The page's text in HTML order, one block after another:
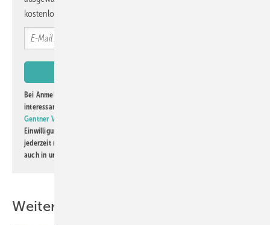
kostenlos direkt ins Postfach.
Bei Anmeldung zu diesem Newsletter bin ich damit einverstanden, über
interessante Verlags- und Online-Angebote
Gentner Verlag GmbH & Co. KG
Einwilligung kann ich jederzeit widerrufen und eine Abmeldung ist
jederzeit möglich. Informationen zum Umgang mit Daten finden Sie
auch in unserer
Weitere Inhalte